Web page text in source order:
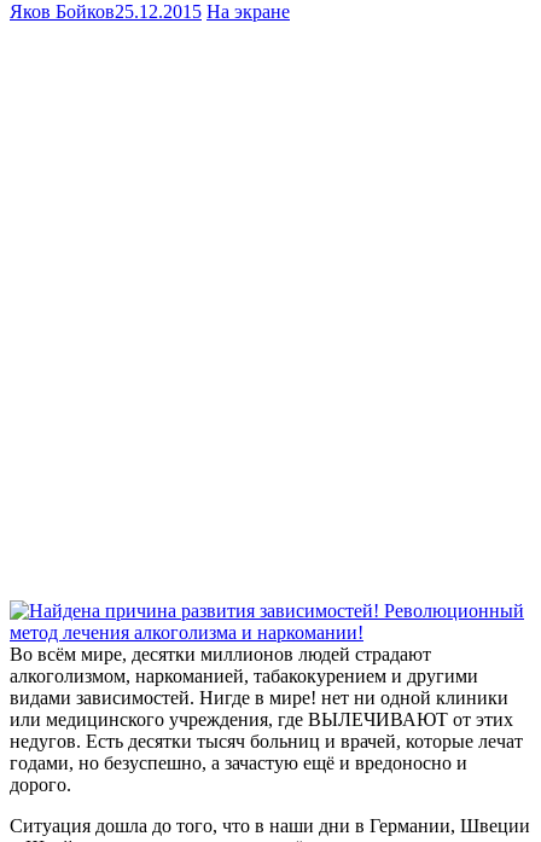
Яков Бойков25.12.2015 На экране
Во всём мире, десятки миллионов людей страдают
алкоголизмом, наркоманией, табакокурением и другими
видами зависимостей. Нигде в мире! нет ни одной клиники
или медицинского учреждения, где ВЫЛЕЧИВАЮТ от этих
недугов. Есть десятки тысяч больниц и врачей, которые лечат
годами, но безуспешно, а зачастую ещё и вредоносно и
дорого.
Ситуация дошла до того, что в наши дни в Германии, Швеции